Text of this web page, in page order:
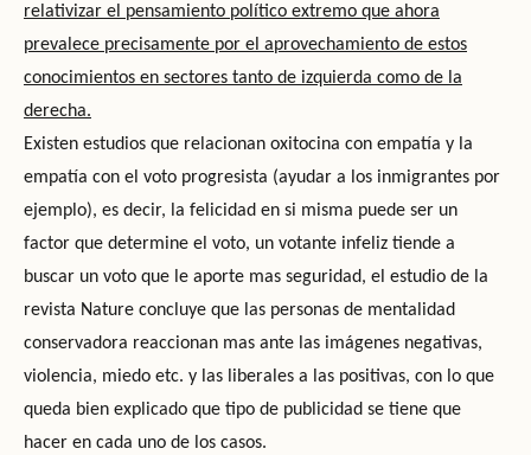
relativizar el pensamiento político extremo que ahora
prevalece precisamente por el aprovechamiento de estos
conocimientos en sectores tanto de izquierda como de la
derecha.
Existen estudios que relacionan oxitocina con empatía y la
empatía con el voto progresista (ayudar a los inmigrantes por
ejemplo), es decir, la felicidad en si misma puede ser un
factor que determine el voto, un votante infeliz tiende a
buscar un voto que le aporte mas seguridad, el estudio de la
revista Nature concluye que las personas de mentalidad
conservadora reaccionan mas ante las imágenes negativas,
violencia, miedo etc. y las liberales a las positivas, con lo que
queda bien explicado que tipo de publicidad se tiene que
hacer en cada uno de los casos.